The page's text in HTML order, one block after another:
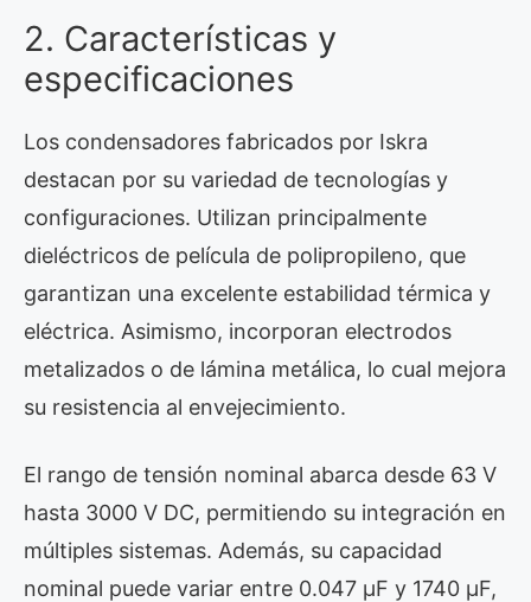
2. Características y
especificaciones
Los condensadores fabricados por Iskra
destacan por su variedad de tecnologías y
configuraciones. Utilizan principalmente
dieléctricos de película de polipropileno, que
garantizan una excelente estabilidad térmica y
eléctrica. Asimismo, incorporan electrodos
metalizados o de lámina metálica, lo cual mejora
su resistencia al envejecimiento.
El rango de tensión nominal abarca desde 63 V
hasta 3000 V DC, permitiendo su integración en
múltiples sistemas. Además, su capacidad
nominal puede variar entre 0.047 µF y 1740 µF,